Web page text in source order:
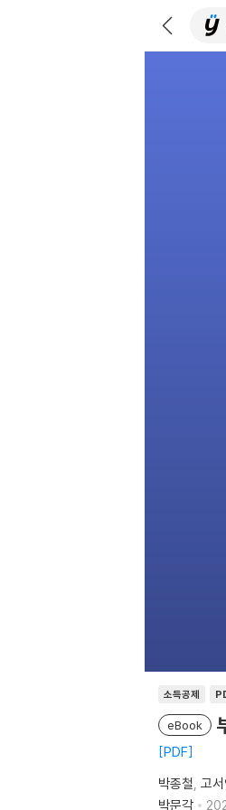
소득공제
eBook
PDF
박종철 고
박문각